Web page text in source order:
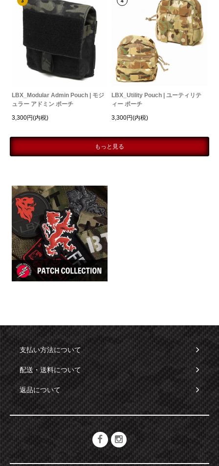
LBX_Modular Admin Pouch | モジ
ュラー アドミン ポーチ
3,300円(内税)
LBX_Utility Pouch | ユーティリテ
ィー ポーチ
3,300円(内税)
もっと見る
支払い方法について
配送・送料について
返品について